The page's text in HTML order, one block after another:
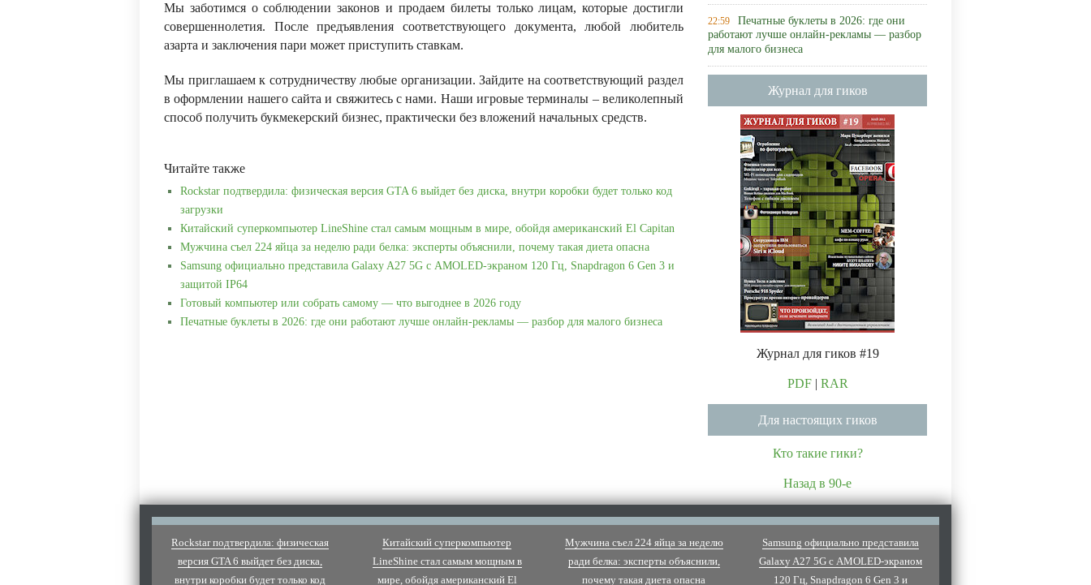
Мы заботимся о соблюдении законов и продаем билеты только лицам, которые достигли
совершеннолетия. После предъявления соответствующего документа, любой любитель
азарта и заключения пари может приступить ставкам.
Мы приглашаем к сотрудничеству любые организации. Зайдите на соответствующий раздел
в оформлении нашего сайта и свяжитесь с нами. Наши игровые терминалы – великолепный
способ получить букмекерский бизнес, практически без вложений начальных средств.
Читайте также
Rockstar подтвердила: физическая версия GTA 6 выйдет без диска, внутри коробки будет только код
загрузки
Китайский суперкомпьютер LineShine стал самым мощным в мире, обойдя американский El Capitan
Мужчина съел 224 яйца за неделю ради белка: эксперты объяснили, почему такая диета опасна
Samsung официально представила Galaxy A27 5G с AMOLED-экраном 120 Гц, Snapdragon 6 Gen 3 и
защитой IP64
Готовый компьютер или собрать самому — что выгоднее в 2026 году
Печатные буклеты в 2026: где они работают лучше онлайн-рекламы — разбор для малого бизнеса
22:59 Печатные буклеты в 2026: где они
работают лучше онлайн-рекламы — разбор
для малого бизнеса
Журнал для гиков
Журнал для гиков #19
PDF| RAR
Для настоящих гиков
Кто такие гики?
Назад в 90-е
Rockstar подтвердила: физическая
версия GTA 6 выйдет без диска,
внутри коробки будет только код
Китайский суперкомпьютер
LineShine стал самым мощным в
мире, обойдя американский El
Мужчина съел 224 яйца за неделю
ради белка: эксперты объяснили,
почему такая диета опасна
Samsung официально представила
Galaxy A27 5G с AMOLED-экраном
120 Гц, Snapdragon 6 Gen 3 и